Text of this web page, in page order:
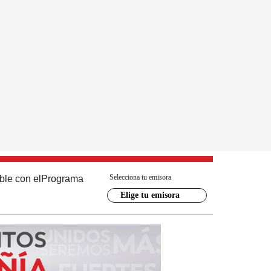
con el Programa Selecciona tu emisora
Elige tu emisora